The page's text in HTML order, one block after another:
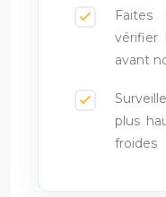
vérifier
avant
plus
froides